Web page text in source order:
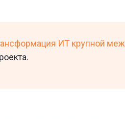
ИТ крупной